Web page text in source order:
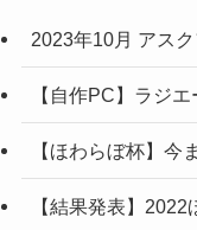
2023年10月 アス
【自作PC】ラジ
【ほわらぼ杯】今
【結果発表】